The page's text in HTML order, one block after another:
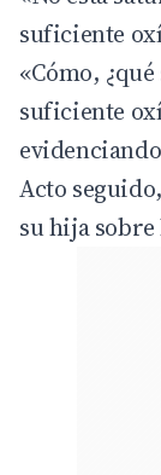
suficiente
«Cómo,
suficiente
Acto
su hija